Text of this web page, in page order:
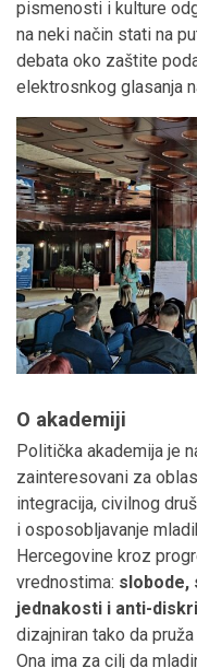
pismenosti i kulture
na neki način stati na
debata oko zaštite
elektrosnkog glasanja
O akademiji
Politička akademija je
zainteresovani za
integracija, civilnog
i osposobljavanje
Hercegovine kroz
vrednostima: slobode,
jednakosti i anti-
dizajniran tako da
Ona ima za cilj da